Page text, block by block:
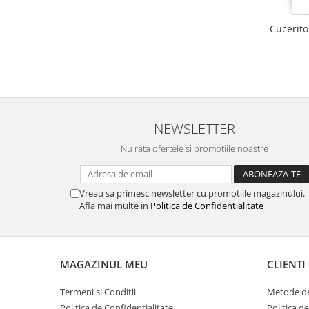
NEWSLETTER
Nu rata ofertele si promotiile noastre
Vreau sa primesc newsletter cu promotiile magazinului.
Afla mai multe in Politica de Confidentialitate
MAGAZINUL MEU
Termeni si Conditii
CLIENTI
Metode